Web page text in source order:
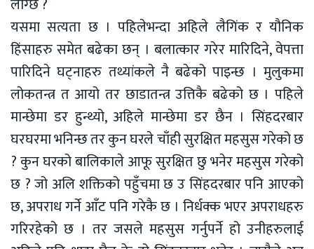
लाग्छ ?
यसमा सत्यता छ । पहिलेभन्दा अहिले लैगिंक र यौनिक
हिंसाहरु समेत बढेका छन् । बलात्कार गरेर मारिदिने, वेपत्ता
पारिदिने घट्नाहरु तथ्यांकले नै बढेको पाइन्छ । मुलुकमा
लोकतन्त्र त आयो तर छाडातन्त्र उत्तिकै बढेको छ । पहिले
मान्छेमा डर हुन्थ्यो, अहिले मान्छेमा डर छैन । सिंहदरबार
घरघरमा भनिन्छ तर कुन घरले चाँही सुरक्षित महसुस गरेको छ
? कुन घरको बालिकाले आफू सुरक्षित छु भनेर महसुस गरेको
छ ? जो अलि शक्तिको पहुँचमा छ उ सिंहदरबार पनि आएको
छ, अपराध गर्ने आँट पनि गरेकै छ । निर्धक्क भएर अपराधहरु
गरिरहेको छ । तर जसले महसुस गर्नुपर्ने हो उनीहरुलाई